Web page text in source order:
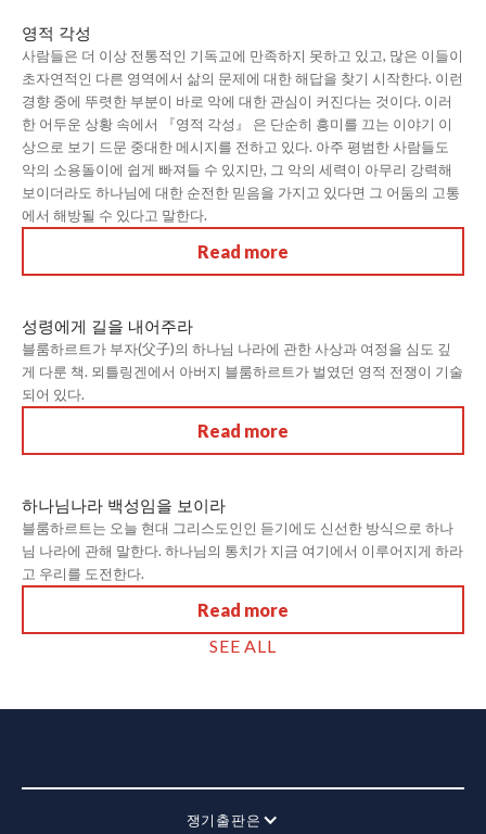
영적 각성
사람들은 더 이상 전통적인 기독교에 만족하지 못하고 있고, 많은 이들이
초자연적인 다른 영역에서 삶의 문제에 대한 해답을 찾기 시작한다. 이런
경향 중에 뚜렷한 부분이 바로 악에 대한 관심이 커진다는 것이다. 이러
한 어두운 상황 속에서 『영적 각성』 은 단순히 흥미를 끄는 이야기 이
상으로 보기 드문 중대한 메시지를 전하고 있다. 아주 평범한 사람들도
악의 소용돌이에 쉽게 빠져들 수 있지만, 그 악의 세력이 아무리 강력해
보이더라도 하나님에 대한 순전한 믿음을 가지고 있다면 그 어둠의 고통
에서 해방될 수 있다고 말한다.
Read more
성령에게 길을 내어주라
블룸하르트가 부자(父子)의 하나님 나라에 관한 사상과 여정을 심도 깊
게 다룬 책. 뫼틀링겐에서 아버지 블룸하르트가 벌였던 영적 전쟁이 기술
되어 있다.
Read more
하나님나라 백성임을 보이라
블룸하르트는 오늘 현대 그리스도인인 듣기에도 신선한 방식으로 하나
님 나라에 관해 말한다. 하나님의 통치가 지금 여기에서 이루어지게 하라
고 우리를 도전한다.
Read more
SEE ALL
쟁기출판은